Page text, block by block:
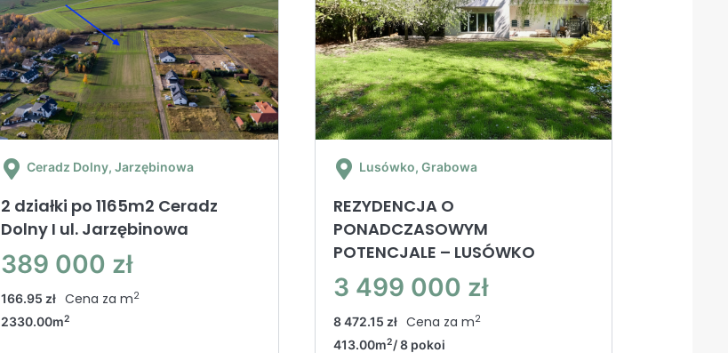
Ceradz Dolny, Jarzębinowa
2 działki po 1165m2 Ceradz
Dolny I ul. Jarzębinowa
389 000 zł
166.95 zł Cena za m2
2330.00m2
Lusówko, Grabowa
REZYDENCJA O
PONADCZASOWYM
POTENCJALE – LUSÓWKO
3 499 000 zł
8 472.15 zł Cena za m2
413.00m2/ 8 pokoi